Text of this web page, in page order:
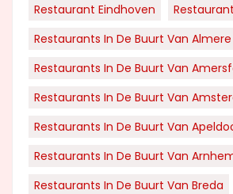
Restaurant Eindhoven
Restaurants In De Buurt Van Almere
Restaurants In De Buurt Van
Restaurants In De Buurt Van
Restaurants In De Buurt Van
Restaurants In De Buurt Van
Restaurants In De Buurt Van Breda